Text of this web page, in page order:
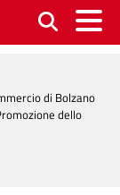
di Bolzano
dello